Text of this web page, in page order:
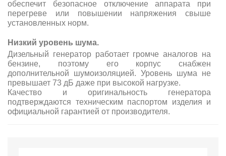
обеспечит безопасное отключение аппарата при
перегреве или повышении напряжения свыше
установленных норм.
Низкий уровень шума.
Дизельный генератор работает громче аналогов на
бензине, поэтому его корпус снабжен
дополнительной шумоизоляцией. Уровень шума не
превышает 73 дБ даже при высокой нагрузке.
Качество и оригинальность генератора
подтверждаются техническим паспортом изделия и
официальной гарантией от производителя.